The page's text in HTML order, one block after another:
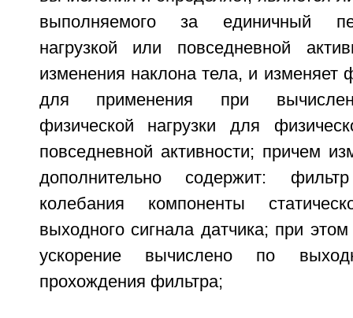
выполняемого за единичный
нагрузкой или повседневной
изменения наклона тела, и изменяет
для применения при
физической нагрузки для
повседневной активности; причем
дополнительно содержит:
колебания компоненты
выходного сигнала датчика; при
ускорение вычислено по
прохождения фильтра;